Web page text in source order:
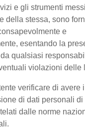
e gli strumenti
della stessa, sono
e
esentando la
qualsiasi
violazioni delle
verificare di avere
di dati personali di
dalle norme